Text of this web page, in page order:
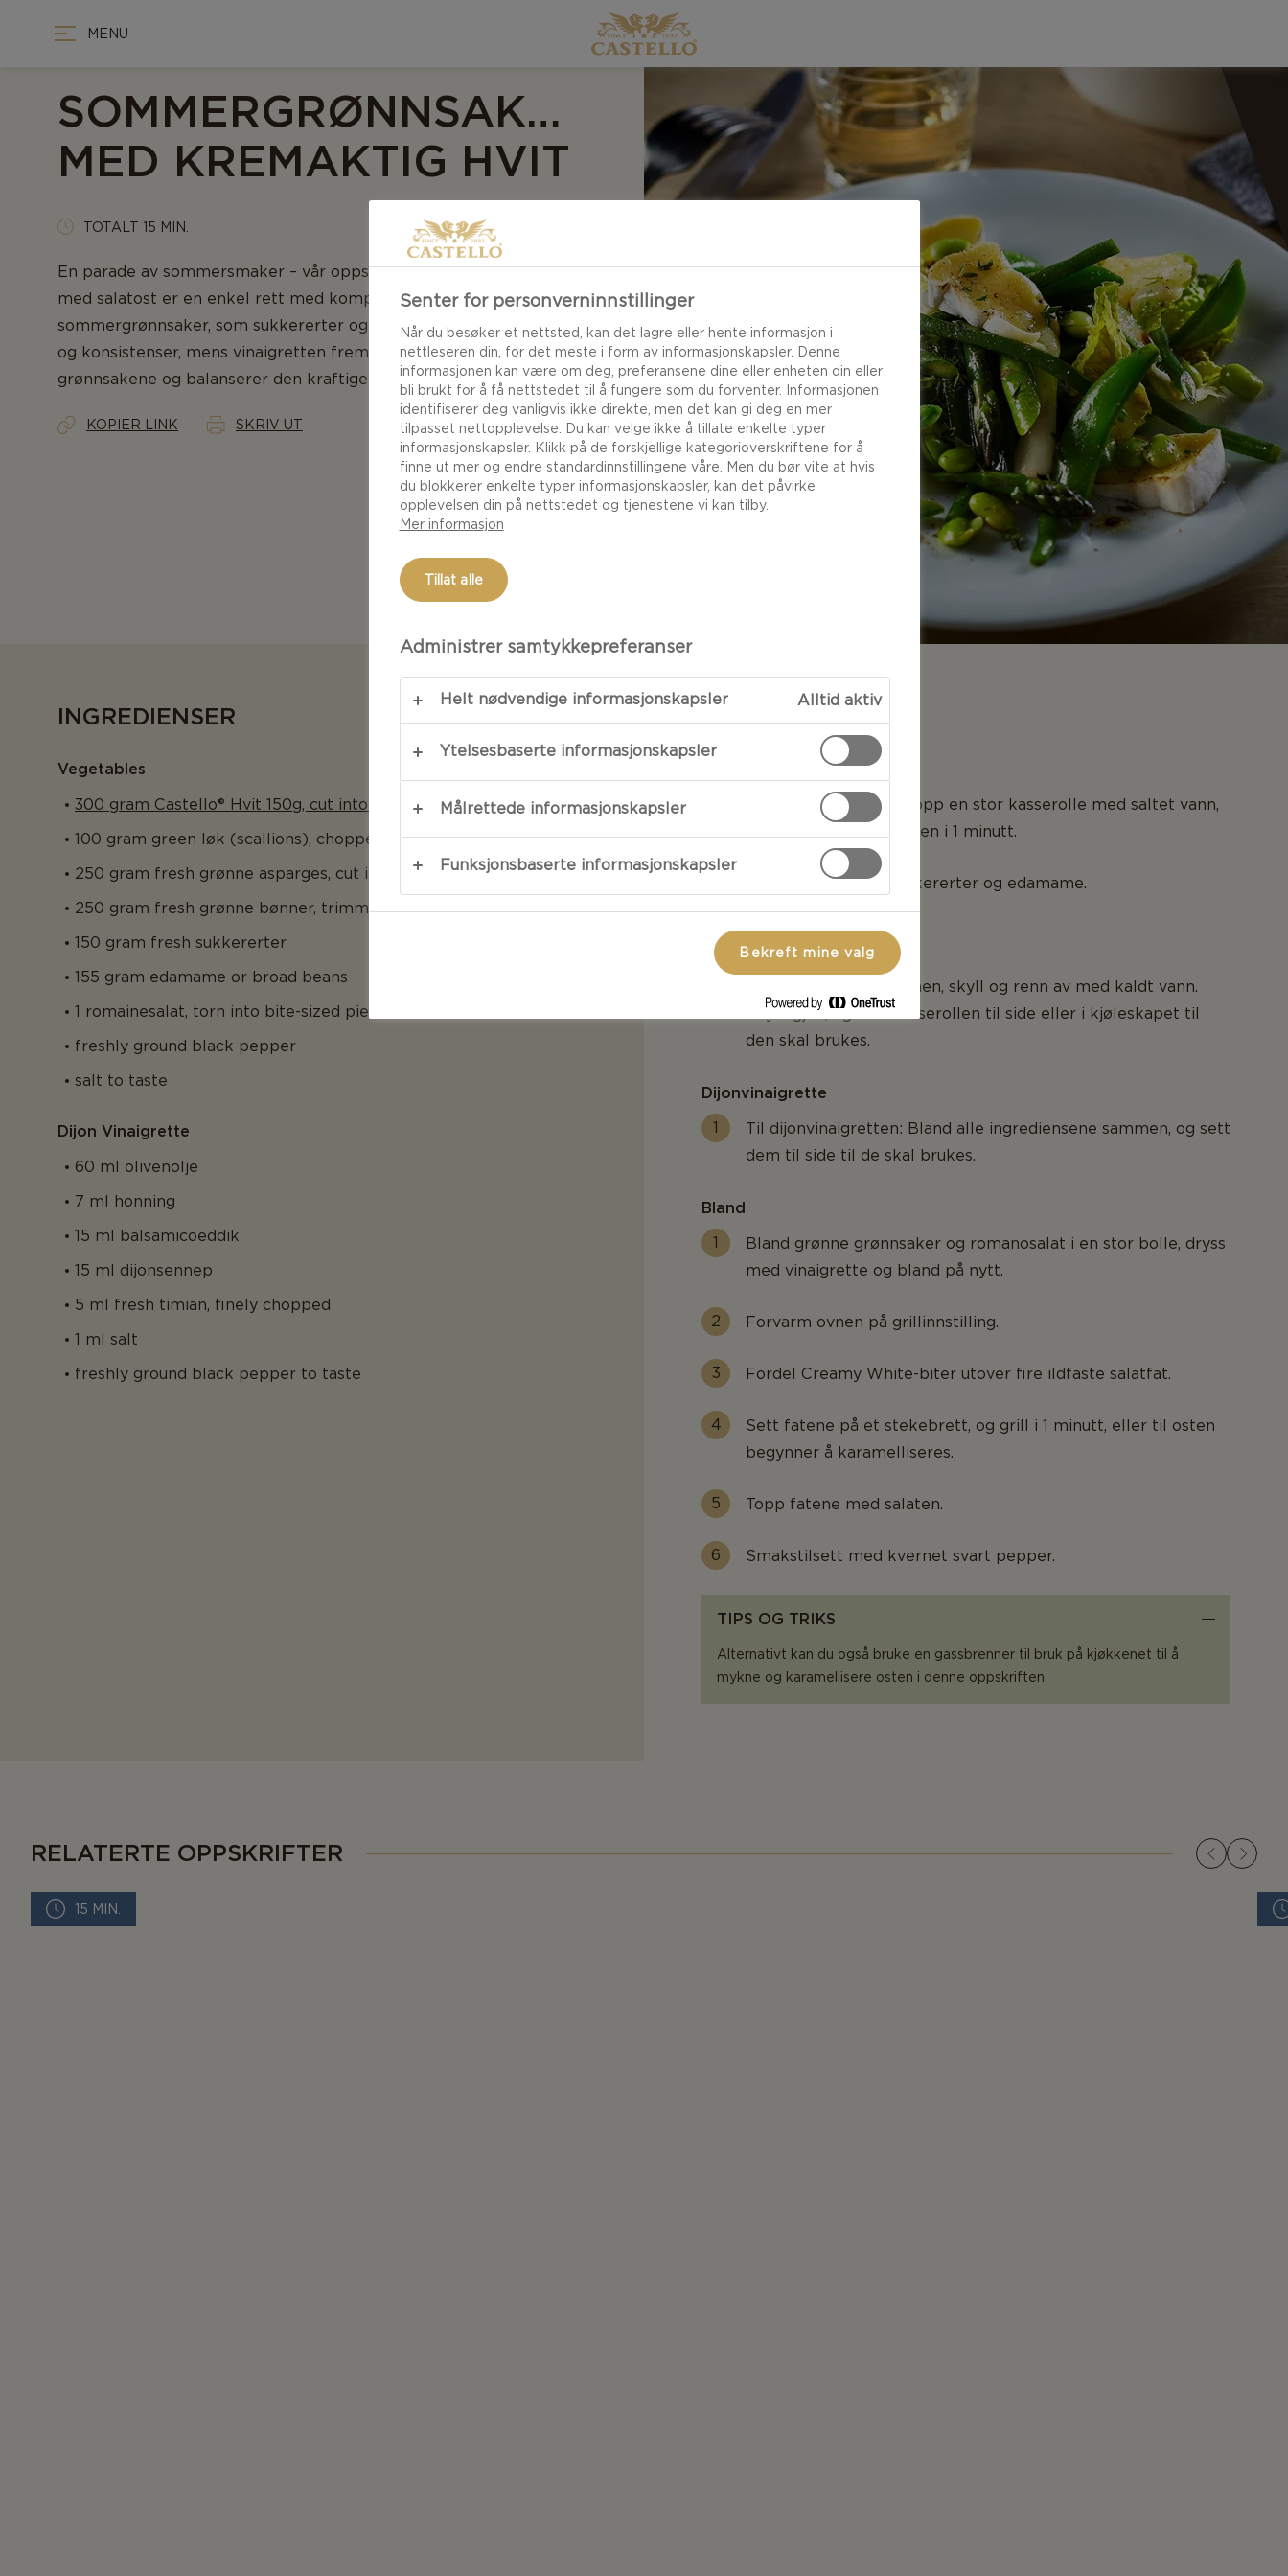
MENU
SOMMERGRØNNSAKER
MED KREMAKTIG HVIT
TOTALT 15 MIN.
En parade av sommersmaker – vår oppskrift på sommergrønnsaker
med salatost er en enkel rett med komplekse smaker. Friske
sommergrønnsaker, som sukkererter og asparges, gir unike smaker
og konsistenser, mens vinaigretten fremhever resten av
grønnsakene og balanserer den kraftige osten.
KOPIER LINK SKRIV UT
INGREDIENSER
Vegetables
300 gram Castello® Hvit 150g, cut into bite-sized pieces
100 gram green løk (scallions), chopped
250 gram fresh grønne asparges, cut into bite-sized pieces
250 gram fresh grønne bønner, trimmed
150 gram fresh sukkererter
155 gram edamame or broad beans
1 romainesalat, torn into bite-sized pieces
freshly ground black pepper
salt to taste
Dijon Vinaigrette
60 ml olivenolje
7 ml honning
15 ml balsamicoeddik
15 ml dijonsennep
5 ml fresh timian, finely chopped
1 ml salt
freshly ground black pepper to taste
FORBEREDELSER
Til grønnsakene: Kok opp en stor kasserolle med saltet vann,
og kok den grønne løken i 1 minutt.
Ha oppi asparges, sukkererter og edamame.
Kok i ca. 2 minutter til.
Ta kasserollen av varmen, skyll og renn av med kaldt vann.
Skyll igjen, og sett kasserollen til side eller i kjøleskapet til
den skal brukes.
Dijonvinaigrette
Til dijonvinaigretten: Bland alle ingrediensene sammen, og sett
dem til side til de skal brukes.
Bland
Bland grønne grønnsaker og romanosalat i en stor bolle, dryss
med vinaigrette og bland på nytt.
Forvarm ovnen på grillinnstilling.
Fordel Creamy White-biter utover fire ildfaste salatfat.
Sett fatene på et stekebrett, og grill i 1 minutt, eller til osten
begynner å karamelliseres.
Topp fatene med salaten.
Smakstilsett med kvernet svart pepper.
TIPS OG TRIKS
Alternativt kan du også bruke en gassbrenner til bruk på kjøkkenet til å
mykne og karamellisere osten i denne oppskriften.
RELATERTE OPPSKRIFTER
15 MIN.
Senter for personverninnstillinger
Når du besøker et nettsted, kan det lagre eller hente informasjon i
nettleseren din, for det meste i form av informasjonskapsler. Denne
informasjonen kan være om deg, preferansene dine eller enheten din eller
bli brukt for å få nettstedet til å fungere som du forventer. Informasjonen
identifiserer deg vanligvis ikke direkte, men det kan gi deg en mer
tilpasset nettopplevelse. Du kan velge ikke å tillate enkelte typer
informasjonskapsler. Klikk på de forskjellige kategorioverskriftene for å
finne ut mer og endre standardinnstillingene våre. Men du bør vite at hvis
du blokkerer enkelte typer informasjonskapsler, kan det påvirke
opplevelsen din på nettstedet og tjenestene vi kan tilby.
Mer informasjon
Tillat alle
Administrer samtykkepreferanser
Helt nødvendige informasjonskapsler Alltid aktiv
Ytelsesbaserte informasjonskapsler
Målrettede informasjonskapsler
Funksjonsbaserte informasjonskapsler
Bekreft mine valg